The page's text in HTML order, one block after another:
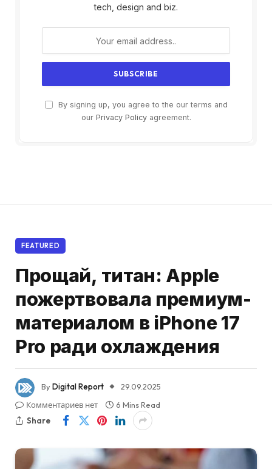
tech, design and biz.
By signing up, you agree to the our terms and
our Privacy Policyagreement.
FEATURED
Прощай, титан: Apple
пожертвовала премиум-
материалом в iPhone 17
Pro ради охлаждения
ByDigital Report
29.09.2025
Комментариев нет
6 Mins Read
Share